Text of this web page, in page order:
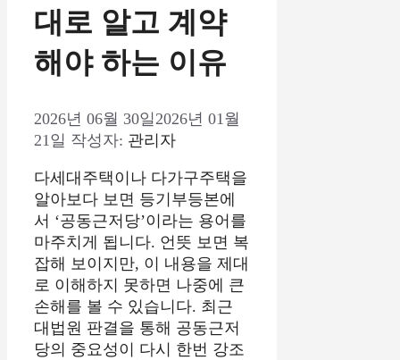
대로 알고 계약
해야 하는 이유
2026년 06월 30일 2026년 01월
21일 작성자: 관리자
다세대주택이나 다가구주택을
알아보다 보면 등기부등본에
서 ‘공동근저당’이라는 용어를
마주치게 됩니다. 언뜻 보면 복
잡해 보이지만, 이 내용을 제대
로 이해하지 못하면 나중에 큰
손해를 볼 수 있습니다. 최근
대법원 판결을 통해 공동근저
당의 중요성이 다시 한번 강조